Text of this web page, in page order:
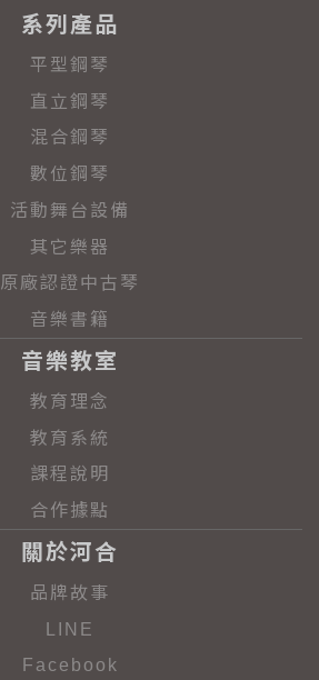
系列產品
平型鋼琴
直立鋼琴
混合鋼琴
數位鋼琴
活動舞台設備
其它樂器
原廠認證中古琴
音樂書籍
音樂教室
教育理念
教育系統
課程說明
合作據點
關於河合
品牌故事
LINE
Facebook